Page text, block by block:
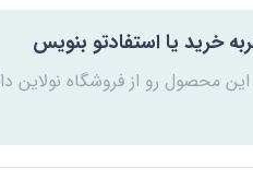
خرید یا استفادتو بنویس
این محصول رو از فروشگاه